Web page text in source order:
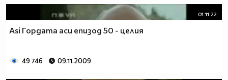
01:11:22
Asi Гордата аси епизод 50 - целия
49 746 09.11.2009